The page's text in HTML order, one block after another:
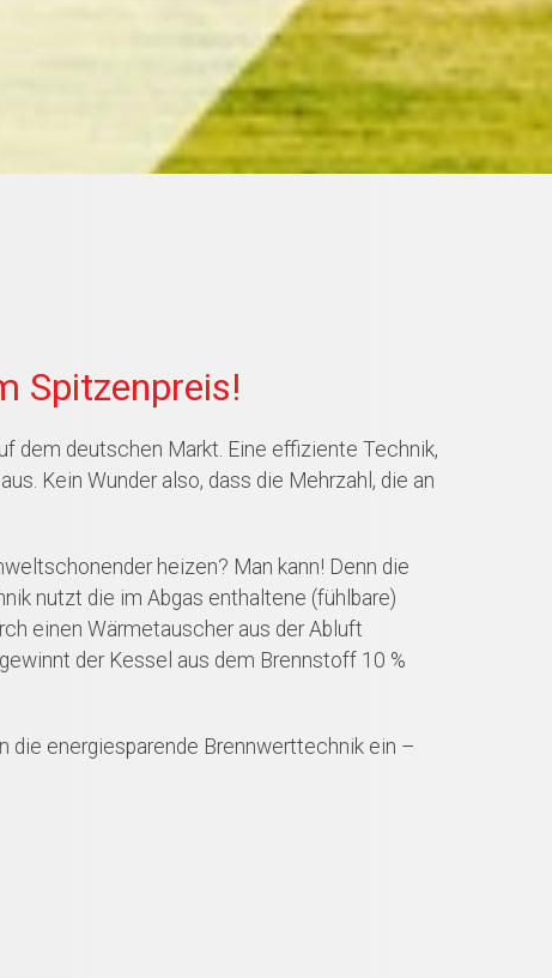
Spitzenpreis!
dem deutschen Markt. Eine effiziente Technik,
Kein Wunder also, dass die Mehrzahl, die an
heizen? Man kann! Denn die
nutzt die im Abgas enthaltene (fühlbare)
einen Wärmetauscher aus der Abluft
der Kessel aus dem Brennstoff 10 %
die energiesparende Brennwerttechnik ein –